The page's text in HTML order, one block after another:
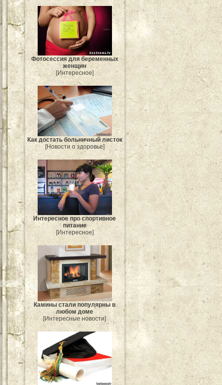
Фотосессия для беременных
женщин
[Интересное]
Как достать больничный листок
[Новости о здоровье]
Интересное про спортивное
питание
[Интересное]
Камины стали популярны в
любом доме
[Интересные новости]